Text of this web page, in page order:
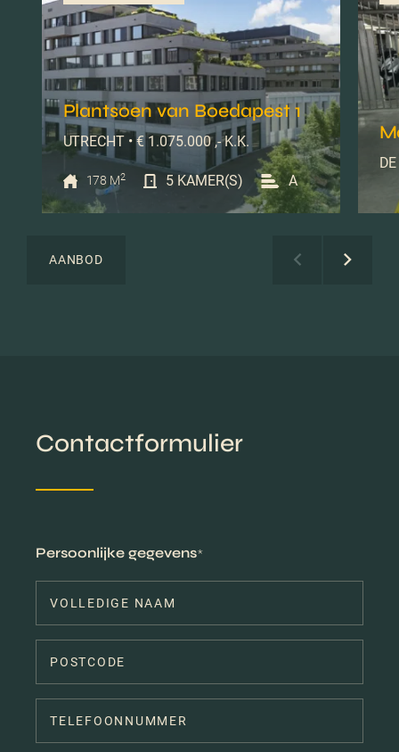
Plantsoen van Boedapest 1
UTRECHT • € 1.075.000 ,- K.K.
178 M2 5 KAMER(S) A
AANBOD
Contactformulier
Persoonlijke gegevens*